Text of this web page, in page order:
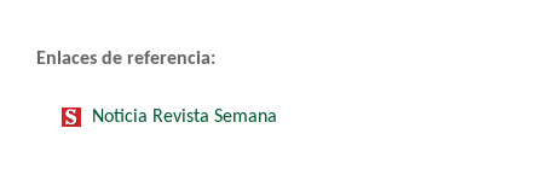
Enlaces de referencia:
Noticia Revista Semana